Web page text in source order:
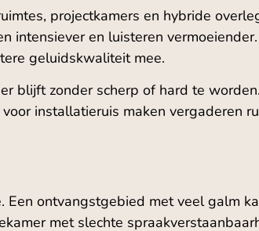
projectkamers en hybride
intensiever en luisteren
geluidskwaliteit mee.
blijft zonder scherp of hard te
installatieruis maken vergaderen
ontvangstgebied met veel galm
met slechte